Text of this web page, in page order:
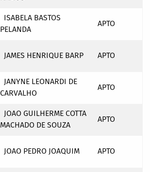
ISABELA BASTOS
PELANDA
APTO
JAMES HENRIQUE BARP APTO
JANYNE LEONARDI DE
CARVALHO
APTO
JOAO GUILHERME COTTA
MACHADO DE SOUZA
APTO
JOAO PEDRO JOAQUIM APTO